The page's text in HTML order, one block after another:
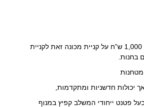
שובר מתנה בשווי 1,000 ש”ח על קניית מכונה זאת לקניית
בחנות.
יכולות חדשניות ומתקדמות,
פטנט ייחודי המשלב קפיץ במנוף